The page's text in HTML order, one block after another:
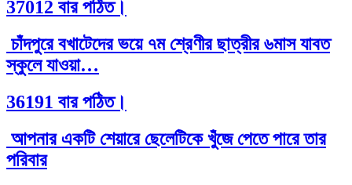
37012 বার পঠিত।
চাঁদপুরে বখাটেদের ভয়ে ৭ম শ্রেণীর ছাত্রীর ৬মাস যাবত
স্কুলে যাওয়া…
36191 বার পঠিত।
আপনার একটি শেয়ারে ছেলেটিকে খুঁজে পেতে পারে তার
পরিবার